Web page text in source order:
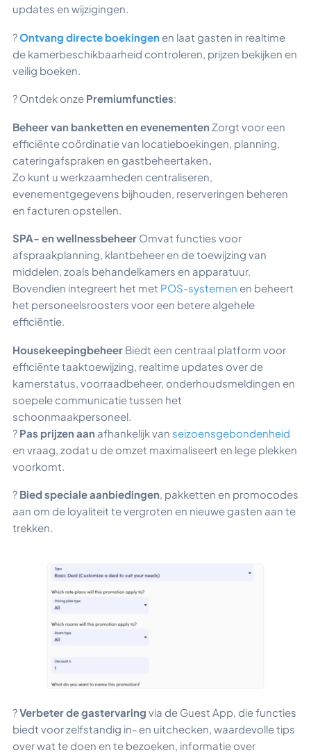
updates en wijzigingen.
?Ontvang directe boekingen en laat gasten in realtime
de kamerbeschikbaarheid controleren, prijzen bekijken en
veilig boeken.
? Ontdek onze Premiumfuncties:
Beheer van banketten en evenementen Zorgt voor een
efficiënte coördinatie van locatieboekingen, planning,
cateringafspraken en gastbeheertaken
Zo kunt u werkzaamheden centraliseren,
evenementgegevens bijhouden, reserveringen beheren
en facturen opstellen.
SPA- en wellnessbeheer Omvat functies voor
afspraakplanning, klantbeheer en de toewijzing van
middelen, zoals behandelkamers en apparatuur.
Bovendien integreert het met POS-systemen en beheert
het personeelsroosters voor een betere algehele
efficiëntie.
Housekeepingbeheer Biedt een centraal platform voor
efficiënte taaktoewijzing, realtime updates over de
kamerstatus, voorraadbeheer, onderhoudsmeldingen en
soepele communicatie tussen het
schoonmaakpersoneel.
? Pas prijzen aan afhankelijk van seizoensgebondenheid
en vraag, zodat u de omzet maximaliseert en lege plekken
voorkomt.
? Bied speciale aanbiedingen, pakketten en promocodes
aan om de loyaliteit te vergroten en nieuwe gasten aan te
trekken.
?Verbeter de gastervaring via de Guest App, die functies
biedt voor zelfstandig in- en uitchecken, waardevolle tips
over wat te doen en te bezoeken, informatie over